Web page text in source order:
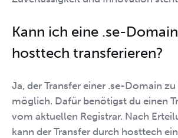
Kann ich eine .se-
hosttech transferieren?
Ja, der Transfer einer .se-Domain
möglich. Dafür benötigst du einen
vom aktuellen Registrar. Nach
kann der Transfer durch hosttech